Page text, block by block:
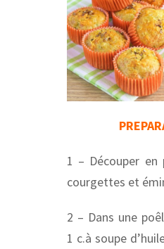
1 – Découper en
courgettes et
2 – Dans une
1 c.à soupe